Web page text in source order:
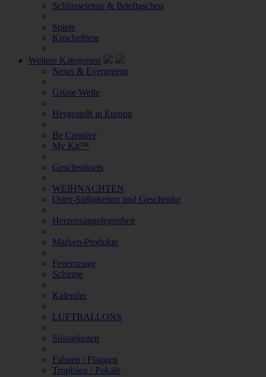
Schlüsseletuis & Brieftaschen
Spiele
Kuscheltiere
Weitere Kategorien
News & Evergreens
Grüne Welle
Hergestellt in Europa
Be Creative
My Kit™
Geschenksets
WEIHNACHTEN
Oster-Süßigkeiten und Geschenke
Herzensangelegenheit
Marken-Produkte
Feuerzeuge
Schirme
Kalender
LUFTBALLONS
Süssigkeiten
Fahnen / Flaggen
Trophäen / Pokale